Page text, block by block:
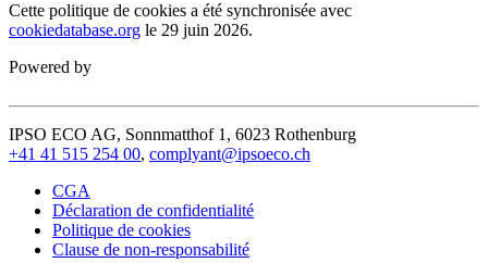
Cette politique de cookies a été synchronisée avec
cookiedatabase.org le 29 juin 2026.
Powered by
IPSO ECO AG, Sonnmatthof 1, 6023 Rothenburg
+41 41 515 254 00, complyant@ipsoeco.ch
CGA
Déclaration de confidentialité
Politique de cookies
Clause de non-responsabilité